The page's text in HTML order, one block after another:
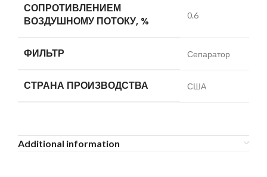
СОПРОТИВЛЕНИЕМ
ВОЗДУШНОМУ ПОТОКУ, %
0.6
ФИЛЬТР Сепаратор
СТРАНА ПРОИЗВОДСТВА США
Additional information